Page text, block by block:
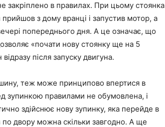
закріплено в правилах. При цьому стоянка
з дому вранці і запустив мотор, а
попереднього дня. А це означає, що
«почати нову стоянку ще на 5
після запуску двигуна.
теж може принципово впертися в
зупинкою правилами не обумовлена, і
здійснює нову зупинку, яка перейде в
двору можна скільки завгодно. А ще